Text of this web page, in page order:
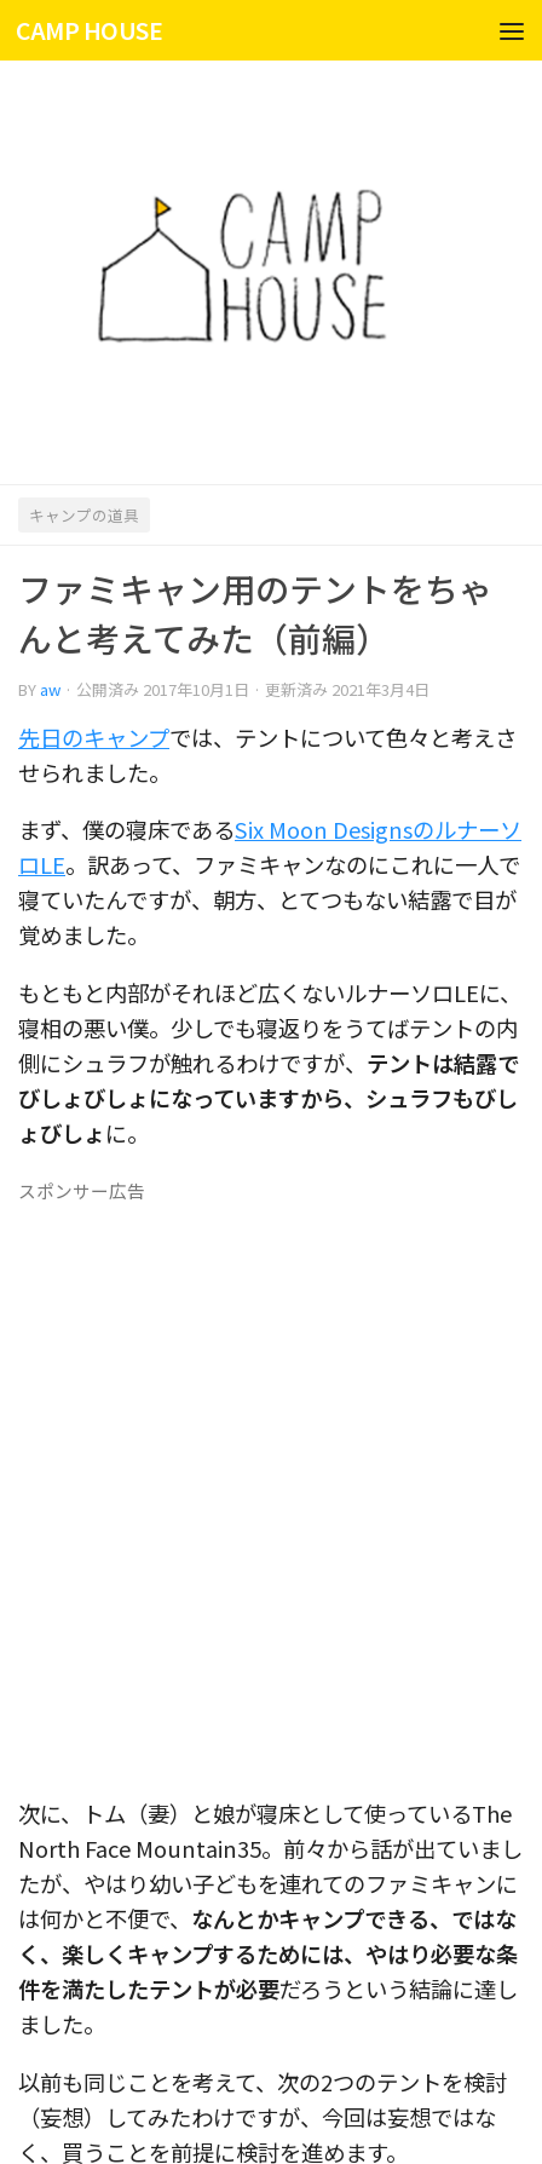
コンテンツへスキップ
CAMP HOUSE
キャンプの道具
ファミキャン用のテントをちゃ
んと考えてみた（前編）
BY aw · 公開済み 2017年10月1日 · 更新済み 2021年3月4日
先日のキャンプでは、テントについて色々と考えさ
せられました。
まず、僕の寝床であるSix Moon Designsのルナーソ
ロLE。訳あって、ファミキャンなのにこれに一人で
寝ていたんですが、朝方、とてつもない結露で目が
覚めました。
もともと内部がそれほど広くないルナーソロLEに、
寝相の悪い僕。少しでも寝返りをうてばテントの内
側にシュラフが触れるわけですが、 テントは結露で
びしょびしょになっていますから、シュラフもびし
ょびしょに。
スポンサー広告
次に、トム（妻）と娘が寝床として使っているThe
North Face Mountain35。前々から話が出ていまし
たが、やはり幼い子どもを連れてのファミキャンに
は何かと不便で、 なんとかキャンプできる、ではな
く、楽しくキャンプするためには、やはり必要な条
件を満たしたテントが必要だろうという結論に達し
ました。
以前も同じことを考えて、次の2つのテントを検討
（妄想）してみたわけですが、今回は妄想ではな
く、買うことを前提に検討を進めます。